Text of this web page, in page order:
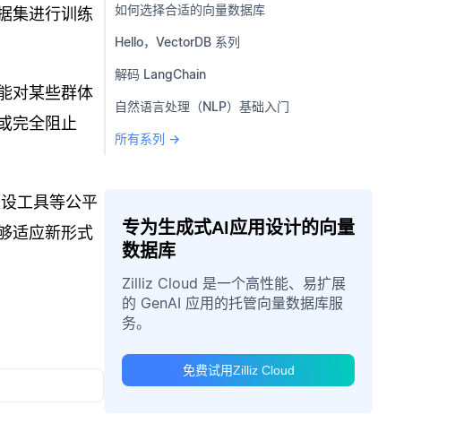
集进行训练
对某些群体
完全阻止
工具等公平
适应新形式
如何选择合适的向量数据库
Hello，VectorDB 系列
解码 LangChain
自然语言处理（NLP）基础入门
所有系列 →
专为生成式AI应用设计的向量
数据库
Zilliz Cloud 是一个高性能、易扩展
的 GenAI 应用的托管向量数据库服
务。
免费试用Zilliz Cloud